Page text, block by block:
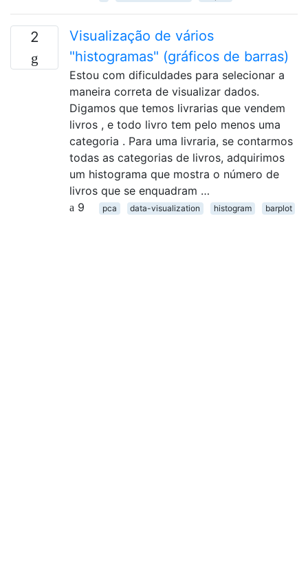
2
Visualização de vários
"histogramas" (gráficos de barras)
Estou com dificuldades para selecionar a
maneira correta de visualizar dados.
Digamos que temos livrarias que vendem
livros , e todo livro tem pelo menos uma
categoria . Para uma livraria, se contarmos
todas as categorias de livros, adquirimos
um histograma que mostra o número de
livros que se enquadram …
9
pca data-visualization histogram barplot